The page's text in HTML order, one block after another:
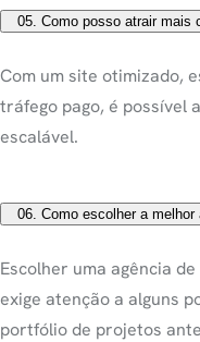
05. Como posso atrair mais
Com um site otimizado,
tráfego pago, é possível
escalável.
06. Como escolher a
Escolher uma agência
exige atenção a alguns
portfólio de projetos